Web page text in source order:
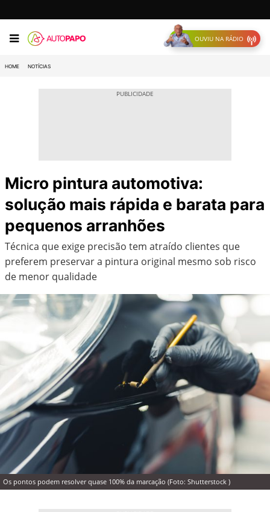
OUVIU NA RÁDIO
HOME NOTÍCIAS
Micro pintura automotiva:
solução mais rápida e barata para
pequenos arranhões
Técnica que exige precisão tem atraído clientes que
preferem preservar a pintura original mesmo sob risco
de menor qualidade
Os pontos podem resolver quase 100% da marcação (Foto: Shutterstock )